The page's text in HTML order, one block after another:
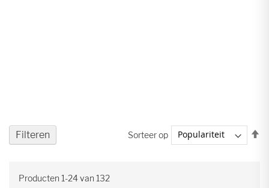
Producten 1-24van 132
Sorteer op
Filteren